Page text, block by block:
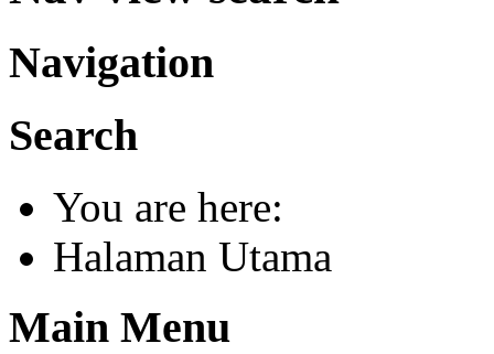
Navigation
Search
You are here:
Halaman Utama
Main Menu